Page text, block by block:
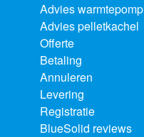
Advies warmtepomp
Advies pelletkachel
Offerte
Betaling
Annuleren
Levering
Registratie
BlueSolid reviews